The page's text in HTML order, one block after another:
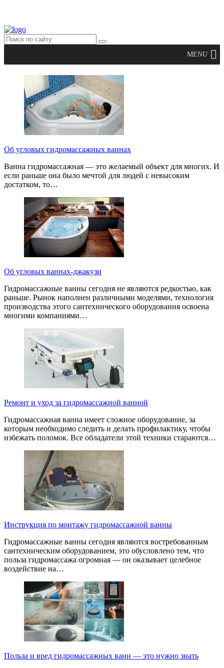
MENU
Об угловых гидромассажных ваннах
Ванна гидромассажная — это желаемый объект для многих. И
если раньше она было мечтой для людей с невысоким
достатком, то…
Об угловых ваннах-джакузи
Гидромассажные ванны сегодня не являются редкостью, как
раньше. Рынок наполнен различными моделями, технология
производства этого сантехнического оборудования освоена
многими компаниями…
Ремонт и уход за гидромассажной ванной
Гидромассажная ванна имеет сложное оборудование, за
которым необходимо следить и делать профилактику, чтобы
избежать поломок. Все обладатели этой техники стараются…
Инструкция по монтажу гидромассажной ванны
Гидромассажные ванны сегодня являются востребованным
сантехническим оборудованием, это обусловлено тем, что
польза гидромассажа огромная — он оказывает целебное
воздействие на…
Польза и вред гидромассажных ванн — это нужно знать